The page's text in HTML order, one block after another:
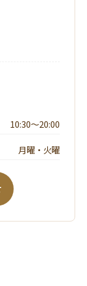
10:30～20:00
月曜・火曜